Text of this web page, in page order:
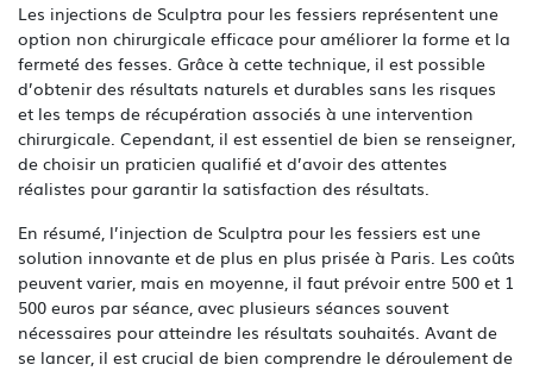
Les injections de Sculptra pour les fessiers représentent une
option non chirurgicale efficace pour améliorer la forme et la
fermeté des fesses. Grâce à cette technique, il est possible
d’obtenir des résultats naturels et durables sans les risques
et les temps de récupération associés à une intervention
chirurgicale. Cependant, il est essentiel de bien se renseigner,
de choisir un praticien qualifié et d’avoir des attentes
réalistes pour garantir la satisfaction des résultats.
En résumé, l’injection de Sculptra pour les fessiers est une
solution innovante et de plus en plus prisée à Paris. Les coûts
peuvent varier, mais en moyenne, il faut prévoir entre 500 et 1
500 euros par séance, avec plusieurs séances souvent
nécessaires pour atteindre les résultats souhaités. Avant de
se lancer, il est crucial de bien comprendre le déroulement de